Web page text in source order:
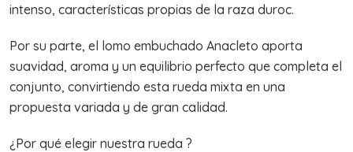
intenso, características propias de la raza duroc.
Por su parte, el lomo embuchado Anacleto aporta
suavidad, aroma y un equilibrio perfecto que completa el
conjunto, convirtiendo esta rueda mixta en una
propuesta variada y de gran calidad.
¿Por qué elegir nuestra rueda ?